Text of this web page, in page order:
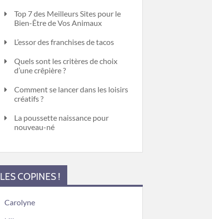
Top 7 des Meilleurs Sites pour le
Bien-Être de Vos Animaux
L’essor des franchises de tacos
Quels sont les critères de choix
d’une crêpière ?
Comment se lancer dans les loisirs
créatifs ?
La poussette naissance pour
nouveau-né
LES COPINES !
Carolyne